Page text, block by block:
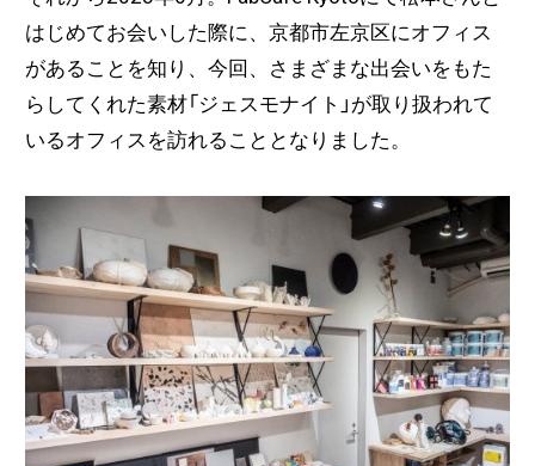
はじめてお会いした際に、京都市左京区にオフィス
があることを知り、今回、さまざまな出会いをもた
らしてくれた素材「ジェスモナイト」が取り扱われて
いるオフィスを訪れることとなりました。